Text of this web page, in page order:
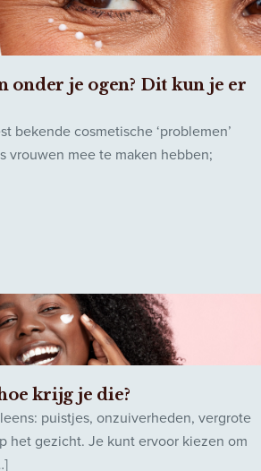
onder je ogen? Dit kun je er
bekende cosmetische ‘problemen’
vrouwen mee te maken hebben;
krijg je die?
puistjes, onzuiverheden, vergrote
het gezicht. Je kunt ervoor kiezen om